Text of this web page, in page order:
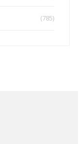
(785)